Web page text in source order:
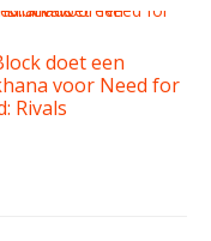
doet een
voor Need for
Rivals